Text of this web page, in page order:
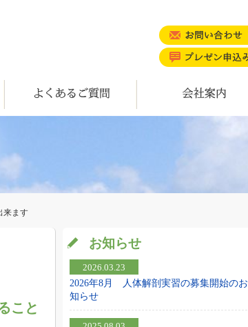
お問い合わせ
プレゼン申込み
来ます
こと
お知らせ
2026.03.23
2026年8月 人体解剖実習の募集開始のお
知らせ